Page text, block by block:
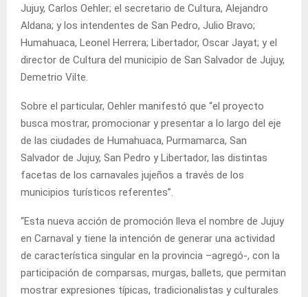
Jujuy, Carlos Oehler; el secretario de Cultura, Alejandro
Aldana; y los intendentes de San Pedro, Julio Bravo;
Humahuaca, Leonel Herrera; Libertador, Oscar Jayat; y el
director de Cultura del municipio de San Salvador de Jujuy,
Demetrio Vilte.
Sobre el particular, Oehler manifestó que “el proyecto
busca mostrar, promocionar y presentar a lo largo del eje
de las ciudades de Humahuaca, Purmamarca, San
Salvador de Jujuy, San Pedro y Libertador, las distintas
facetas de los carnavales jujeños a través de los
municipios turísticos referentes”.
“Esta nueva acción de promoción lleva el nombre de Jujuy
en Carnaval y tiene la intención de generar una actividad
de característica singular en la provincia –agregó-, con la
participación de comparsas, murgas, ballets, que permitan
mostrar expresiones típicas, tradicionalistas y culturales